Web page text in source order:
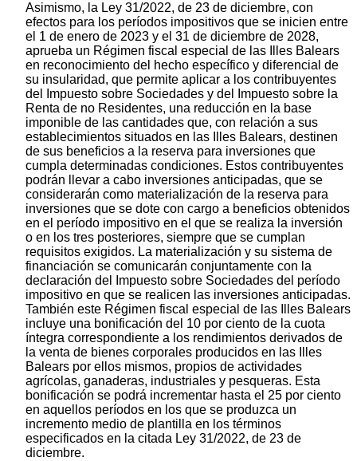
Asimismo, la Ley 31/2022, de 23 de diciembre, con
efectos para los períodos impositivos que se inicien entre
el 1 de enero de 2023 y el 31 de diciembre de 2028,
aprueba un Régimen fiscal especial de las Illes Balears
en reconocimiento del hecho específico y diferencial de
su insularidad, que permite aplicar a los contribuyentes
del Impuesto sobre Sociedades y del Impuesto sobre la
Renta de no Residentes, una reducción en la base
imponible de las cantidades que, con relación a sus
establecimientos situados en las Illes Balears, destinen
de sus beneficios a la reserva para inversiones que
cumpla determinadas condiciones. Estos contribuyentes
podrán llevar a cabo inversiones anticipadas, que se
considerarán como materialización de la reserva para
inversiones que se dote con cargo a beneficios obtenidos
en el período impositivo en el que se realiza la inversión
o en los tres posteriores, siempre que se cumplan
requisitos exigidos. La materialización y su sistema de
financiación se comunicarán conjuntamente con la
declaración del Impuesto sobre Sociedades del período
impositivo en que se realicen las inversiones anticipadas.
También este Régimen fiscal especial de las Illes Balears
incluye una bonificación del 10 por ciento de la cuota
íntegra correspondiente a los rendimientos derivados de
la venta de bienes corporales producidos en las Illes
Balears por ellos mismos, propios de actividades
agrícolas, ganaderas, industriales y pesqueras. Esta
bonificación se podrá incrementar hasta el 25 por ciento
en aquellos períodos en los que se produzca un
incremento medio de plantilla en los términos
especificados en la citada Ley 31/2022, de 23 de
diciembre.